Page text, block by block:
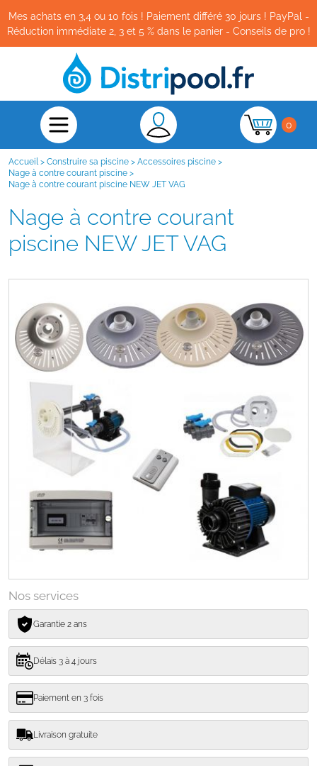
Mes achats en 3,4 ou 10 fois ! Paiement différé 30 jours ! PayPal -
Réduction immédiate 2, 3 et 5 % dans le panier - Conseils de pro !
0
Accueil > Construire sa piscine > Accessoires piscine >
Nage à contre courant piscine >
Nage à contre courant piscine NEW JET VAG
Nage à contre courant
piscine NEW JET VAG
Nos services
Garantie 2 ans
Délais 3 à 4 jours
Paiement en 3 fois
Livraison gratuite